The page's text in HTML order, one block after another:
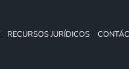
RECURSOS JURÍDICOS